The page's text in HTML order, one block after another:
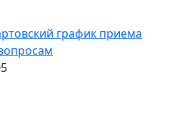
график приема